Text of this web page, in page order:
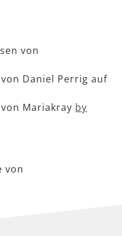
von
Daniel Perrig auf
Mariakray by
von